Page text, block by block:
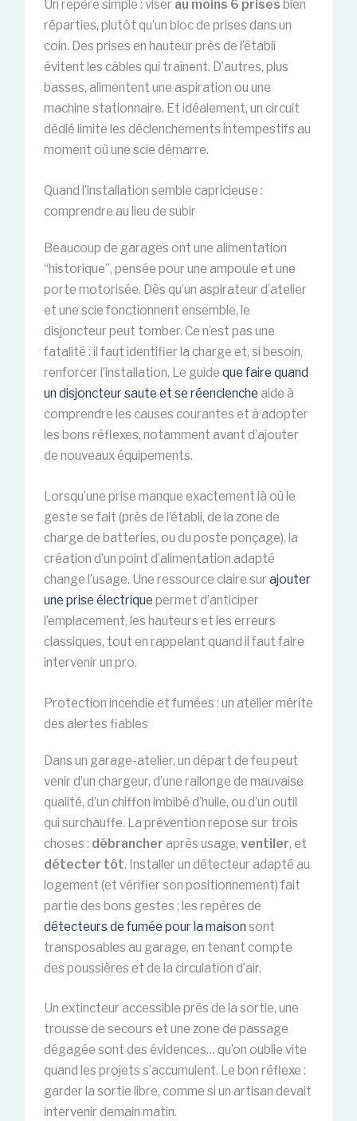
Un repère simple : viser au moins 6 prises bien
réparties, plutôt qu’un bloc de prises dans un
coin. Des prises en hauteur près de l’établi
évitent les câbles qui traînent. D’autres, plus
basses, alimentent une aspiration ou une
machine stationnaire. Et idéalement, un circuit
dédié limite les déclenchements intempestifs au
moment où une scie démarre.
Quand l’installation semble capricieuse :
comprendre au lieu de subir
Beaucoup de garages ont une alimentation
“historique”, pensée pour une ampoule et une
porte motorisée. Dès qu’un aspirateur d’atelier
et une scie fonctionnent ensemble, le
disjoncteur peut tomber. Ce n’est pas une
fatalité : il faut identifier la charge et, si besoin,
renforcer l’installation. Le guide que faire quand
un disjoncteur saute et se réenclenche aide à
comprendre les causes courantes et à adopter
les bons réflexes, notamment avant d’ajouter
de nouveaux équipements.
Lorsqu’une prise manque exactement là où le
geste se fait (près de l’établi, de la zone de
charge de batteries, ou du poste ponçage), la
création d’un point d’alimentation adapté
change l’usage. Une ressource claire sur ajouter
une prise électrique permet d’anticiper
l’emplacement, les hauteurs et les erreurs
classiques, tout en rappelant quand il faut faire
intervenir un pro.
Protection incendie et fumées : un atelier mérite
des alertes fiables
Dans un garage-atelier, un départ de feu peut
venir d’un chargeur, d’une rallonge de mauvaise
qualité, d’un chiffon imbibé d’huile, ou d’un outil
qui surchauffe. La prévention repose sur trois
choses : débrancher après usage, ventiler, et
détecter tôt. Installer un détecteur adapté au
logement (et vérifier son positionnement) fait
partie des bons gestes ; les repères de
détecteurs de fumée pour la maison sont
transposables au garage, en tenant compte
des poussières et de la circulation d’air.
Un extincteur accessible près de la sortie, une
trousse de secours et une zone de passage
dégagée sont des évidences… qu’on oublie vite
quand les projets s’accumulent. Le bon réflexe :
garder la sortie libre, comme si un artisan devait
intervenir demain matin.